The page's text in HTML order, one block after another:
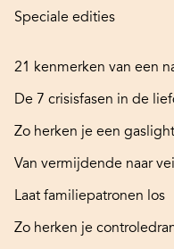
Speciale edities
21 kenmerken van een
De 7 crisisfasen in de
Zo herken je een
Van vermijdende naar
Laat familiepatronen los
Zo herken je